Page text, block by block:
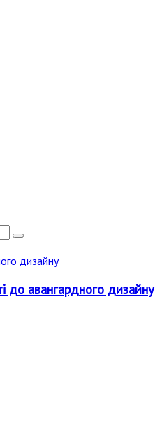
до авангардного дизайну